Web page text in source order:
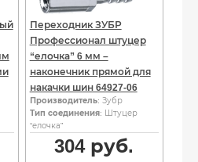
Переходник ЗУБР
Профессионал штуцер
“елочка” 6 мм –
наконечник прямой для
накачки шин 64927-06
Производитель: Зубр
Тип соединения: Штуцер
“елочка”
304руб.